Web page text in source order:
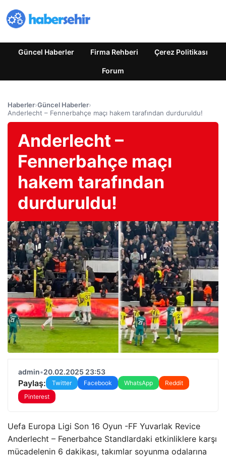
Güncel Haberler Firma Rehberi Çerez Politikası
Forum
Haberler›Güncel Haberler›
Anderlecht – Fennerbahçe maçı hakem tarafından durduruldu!
Anderlecht –
Fennerbahçe maçı
hakem tarafından
durduruldu!
admin•20.02.2025 23:53
Paylaş: Twitter Facebook WhatsApp
Reddit
Pinterest
Uefa Europa Ligi Son 16 Oyun -FF Yuvarlak Revice
Anderlecht – Fenerbahce Standlardaki etkinliklere karşı
mücadelenin 6 dakikası, takımlar soyunma odalarına